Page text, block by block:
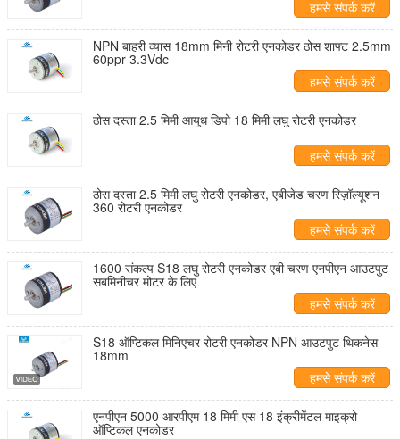
हमसे संपर्क करें
NPN बाहरी व्यास 18mm मिनी रोटरी एनकोडर ठोस शाफ्ट 2.5mm
60ppr 3.3Vdc
हमसे संपर्क करें
ठोस दस्ता 2.5 मिमी आयुध डिपो 18 मिमी लघु रोटरी एनकोडर
हमसे संपर्क करें
ठोस दस्ता 2.5 मिमी लघु रोटरी एनकोडर, एबीजेड चरण रिज़ॉल्यूशन
360 रोटरी एनकोडर
हमसे संपर्क करें
1600 संकल्प S18 लघु रोटरी एनकोडर एबी चरण एनपीएन आउटपुट
सबमिनीचर मोटर के लिए
हमसे संपर्क करें
S18 ऑप्टिकल मिनिएचर रोटरी एनकोडर NPN आउटपुट थिकनेस
18mm
हमसे संपर्क करें
एनपीएन 5000 आरपीएम 18 मिमी एस 18 इंक्रीमेंटल माइक्रो
ऑप्टिकल एनकोडर